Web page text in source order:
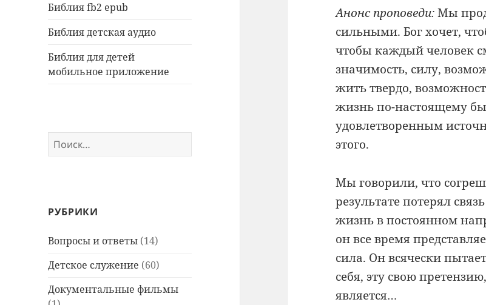
Библия fb2 epub
Библия детская аудио
Библия для детей
мобильное приложение
Найти:
РУБРИКИ
Вопросы и ответы (14)
Детское служение (60)
Документальные фильмы
Анонс проповеди:Мы
сильными. Бог хочет,
чтобы каждый человек
значимость, силу,
жить твердо,
жизнь по-настоящему
удовлетворенным
этого.
Мы говорили, что
результате потерял
жизнь в постоянном
он все время
сила. Он всячески
себя, эту свою
является…